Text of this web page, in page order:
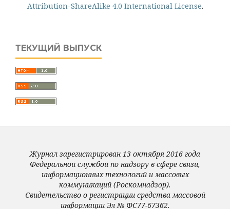
Attribution-ShareAlike 4.0 International License.
ТЕКУЩИЙ ВЫПУСК
Журнал зарегистрирован 13 октября 2016 года
Федеральной службой по надзору в сфере связи,
информационных технологий и массовых
коммуникаций (Роскомнадзор).
Свидетельство о регистрации средства массовой
информации Эл № ФС77-67362.